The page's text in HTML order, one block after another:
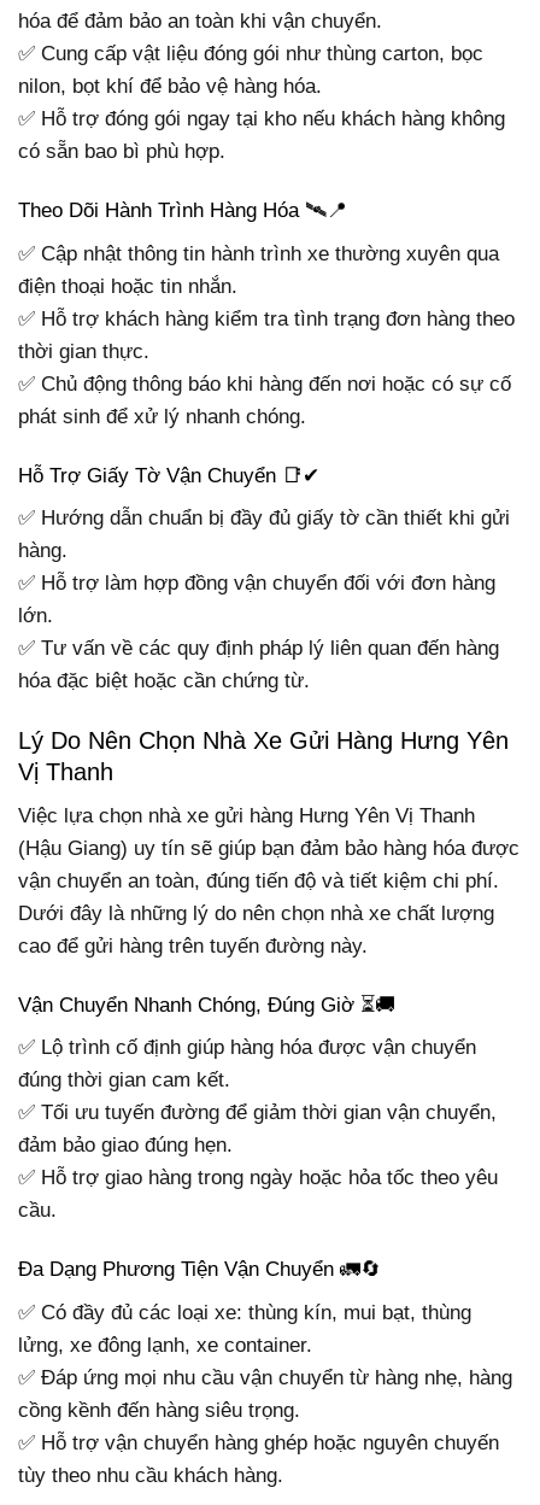
hóa để đảm bảo an toàn khi vận chuyển.
✅ Cung cấp vật liệu đóng gói như thùng carton, bọc
nilon, bọt khí để bảo vệ hàng hóa.
✅ Hỗ trợ đóng gói ngay tại kho nếu khách hàng không
có sẵn bao bì phù hợp.
Theo Dõi Hành Trình Hàng Hóa 🛰️📍
✅ Cập nhật thông tin hành trình xe thường xuyên qua
điện thoại hoặc tin nhắn.
✅ Hỗ trợ khách hàng kiểm tra tình trạng đơn hàng theo
thời gian thực.
✅ Chủ động thông báo khi hàng đến nơi hoặc có sự cố
phát sinh để xử lý nhanh chóng.
Hỗ Trợ Giấy Tờ Vận Chuyển 📑✔
✅ Hướng dẫn chuẩn bị đầy đủ giấy tờ cần thiết khi gửi
hàng.
✅ Hỗ trợ làm hợp đồng vận chuyển đối với đơn hàng
lớn.
✅ Tư vấn về các quy định pháp lý liên quan đến hàng
hóa đặc biệt hoặc cần chứng từ.
Lý Do Nên Chọn Nhà Xe Gửi Hàng Hưng Yên
Vị Thanh
Việc lựa chọn nhà xe gửi hàng Hưng Yên Vị Thanh
(Hậu Giang) uy tín sẽ giúp bạn đảm bảo hàng hóa được
vận chuyển an toàn, đúng tiến độ và tiết kiệm chi phí.
Dưới đây là những lý do nên chọn nhà xe chất lượng
cao để gửi hàng trên tuyến đường này.
Vận Chuyển Nhanh Chóng, Đúng Giờ ⏳🚚
✅ Lộ trình cố định giúp hàng hóa được vận chuyển
đúng thời gian cam kết.
✅ Tối ưu tuyến đường để giảm thời gian vận chuyển,
đảm bảo giao đúng hẹn.
✅ Hỗ trợ giao hàng trong ngày hoặc hỏa tốc theo yêu
cầu.
Đa Dạng Phương Tiện Vận Chuyển 🚛🔄
✅ Có đầy đủ các loại xe: thùng kín, mui bạt, thùng
lửng, xe đông lạnh, xe container.
✅ Đáp ứng mọi nhu cầu vận chuyển từ hàng nhẹ, hàng
cồng kềnh đến hàng siêu trọng.
✅ Hỗ trợ vận chuyển hàng ghép hoặc nguyên chuyến
tùy theo nhu cầu khách hàng.